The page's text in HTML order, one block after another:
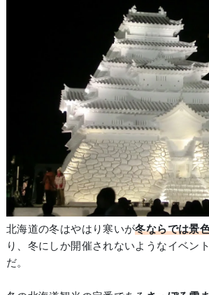
北海道の冬はやはり寒いが冬ならでは景
り、冬にしか開催されないようなイベン
だ。